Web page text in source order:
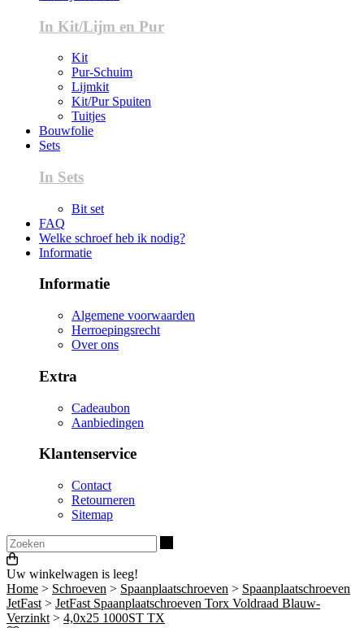
In Kit/Lijm en Pur
Kit
Pur-Schuim
Lijmkit
Kit/Pur Spuiten
Tuitjes
Bouwfolie
Sets
In Sets
Bit set
FAQ
Welke schroef heb ik nodig?
Informatie
Informatie
Algemene voorwaarden
Herroepingsrecht
Over ons
Extra
Cadeaubon
Aanbiedingen
Klantenservice
Contact
Retourneren
Sitemap
Uw winkelwagen is leeg!
Home > Schroeven > Spaanplaatschroeven > Spaanplaatschroeven
JetFast > JetFast Spaanplaatschroeven Torx Voldraad Blauw-
Verzinkt > 4,0x25 1000ST TX